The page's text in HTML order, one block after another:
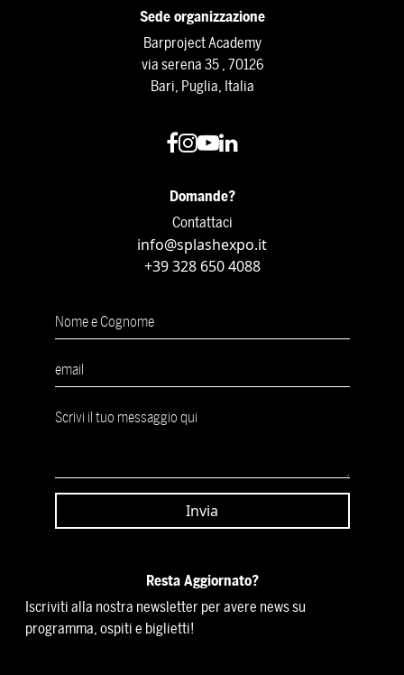
Sede organizzazione
Barproject Academy
via serena 35 , 70126
Bari, Puglia, Italia
Domande?
Contattaci
info@splashexpo.it
+39 328 650 4088
Resta Aggiornato?
Iscriviti alla nostra newsletter per avere news su
programma, ospiti e biglietti!